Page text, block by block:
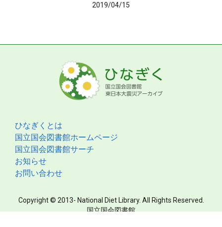
2019/04/15
ひなぎくとは
国立国会図書館ホームページ
国立国会図書館サーチ
お知らせ
お問い合わせ
Copyright © 2013- National Diet Library. All Rights Reserved.